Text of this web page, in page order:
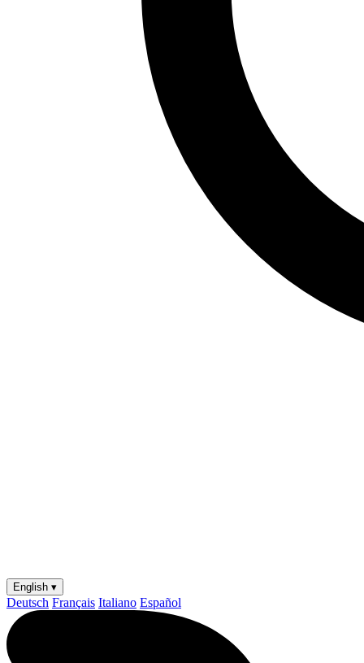
English ▾
Deutsch Français Italiano Español